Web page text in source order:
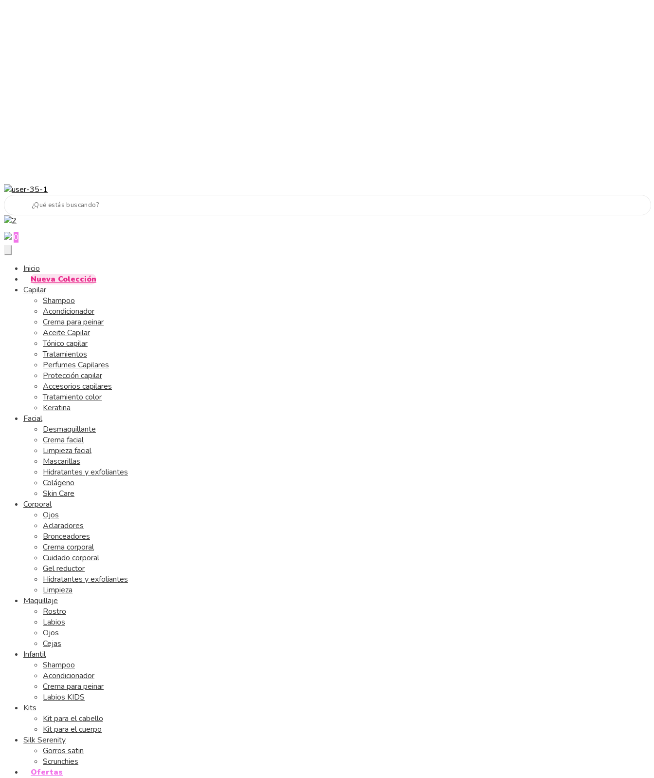
0
Inicio
Nueva Colección
Capilar
Shampoo
Acondicionador
Crema para peinar
Aceite Capilar
Tónico capilar
Tratamientos
Perfumes Capilares
Protección capilar
Accesorios capilares
Tratamiento color
Keratina
Facial
Desmaquillante
Crema facial
Limpieza facial
Mascarillas
Hidratantes y exfoliantes
Colágeno
Skin Care
Corporal
Ojos
Aclaradores
Bronceadores
Crema corporal
Cuidado corporal
Gel reductor
Hidratantes y exfoliantes
Limpieza
Maquillaje
Rostro
Labios
Ojos
Cejas
Infantil
Shampoo
Acondicionador
Crema para peinar
Labios KIDS
Kits
Kit para el cabello
Kit para el cuerpo
Silk Serenity
Gorros satin
Scrunchies
Ofertas